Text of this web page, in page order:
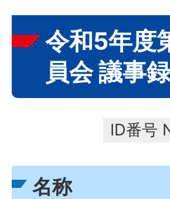
令和5年度
員会 議事録
ID番号
名称